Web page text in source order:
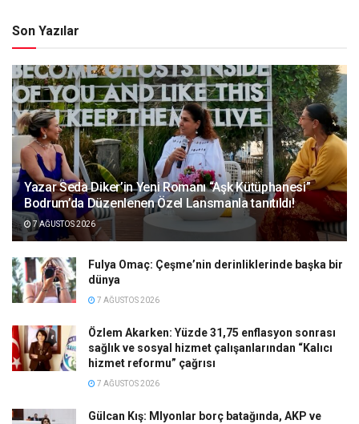
Son Yazılar
Yazar Seda Diker’in Yeni Romanı “Aşk Kütüphanesi”
Bodrum’da Düzenlenen Özel Lansmanla tanıtıldı!
7 AĞUSTOS 2026
Fulya Omaç: Çeşme’nin derinliklerinde başka bir
dünya
7 AĞUSTOS 2026
Özlem Akarken: Yüzde 31,75 enflasyon sonrası
sağlık ve sosyal hizmet çalışanlarından “Kalıcı
hizmet reformu” çağrısı
7 AĞUSTOS 2026
Gülcan Kış: Mlyonlar borç batağında, AKP ve